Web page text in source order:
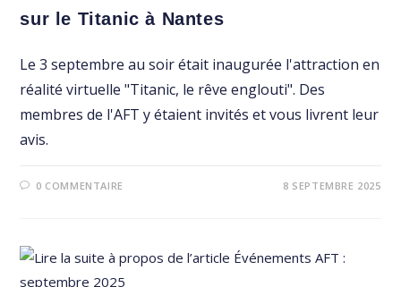
sur le Titanic à Nantes
Le 3 septembre au soir était inaugurée l'attraction en
réalité virtuelle "Titanic, le rêve englouti". Des
membres de l'AFT y étaient invités et vous livrent leur
avis.
0 COMMENTAIRE 8 SEPTEMBRE 2025